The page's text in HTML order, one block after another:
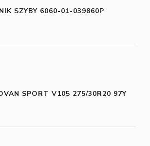
SZYBY 6060-01-039860P
SPORT V105 275/30R20 97Y